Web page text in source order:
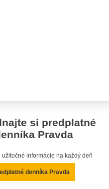
si predplatné
Pravda
užitočné informácie na každý deň
denníka Pravda